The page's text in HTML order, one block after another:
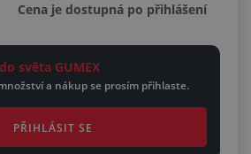
Cena je dostupná po přihlášení
světa GUMEX
a nákup se prosím přihlaste.
PŘIHLÁSIT SE